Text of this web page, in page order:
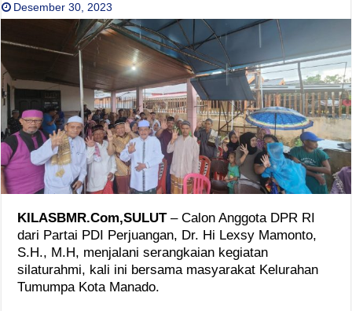
Desember 30, 2023
KILASBMR.Com,SULUT– Calon Anggota DPR RI
dari Partai PDI Perjuangan, Dr. Hi Lexsy Mamonto,
S.H., M.H, menjalani serangkaian kegiatan
silaturahmi, kali ini bersama masyarakat Kelurahan
Tumumpa Kota Manado.